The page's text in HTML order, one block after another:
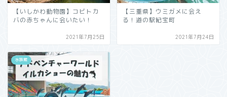
【いしかわ動物園】コビトカ
バの赤ちゃんに会いたい！
2021年7月25日
【三重県】ウミガメに会え
る！道の駅紀宝町
2021年7月24日
水族館